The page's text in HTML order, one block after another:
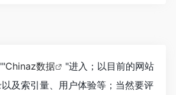
Chinaz数据
"进入；以目前的网站
及索引量、用户体验等；当然要评